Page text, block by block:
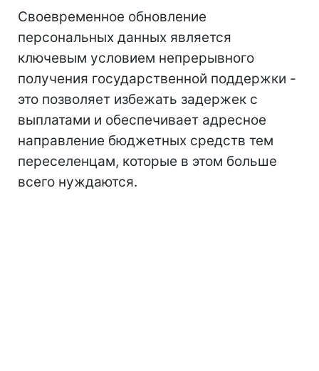
Своевременное обновление
персональных данных является
ключевым условием непрерывного
получения государственной поддержки -
это позволяет избежать задержек с
выплатами и обеспечивает адресное
направление бюджетных средств тем
переселенцам, которые в этом больше
всего нуждаются.